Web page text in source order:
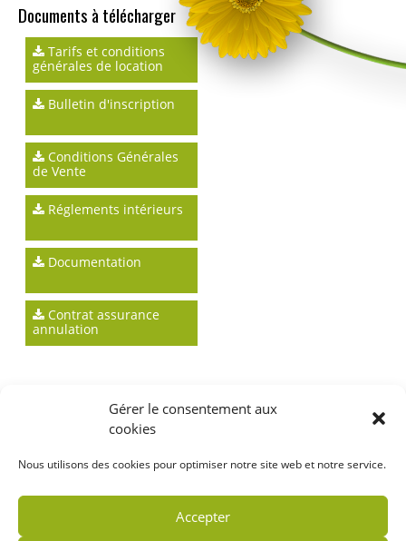
Gérer le consentement aux
cookies
Nous utilisons des cookies pour optimiser notre site web et notre service.
Accepter
Documents à télécharger
Tarifs et conditions
générales de location
Bulletin d'inscription
Conditions Générales
de Vente
Réglements intérieurs
Documentation
Contrat assurance
annulation